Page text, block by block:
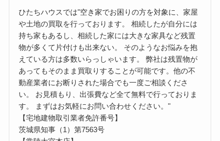
ひたちハウスでは"空き家でお困りの方を対象に、家屋
や土地の買取を行っております。 相続したが自分には
持ち家もあるし、相続した家には大きな家具など残置
物が多くて片付けも出来ない。 そのようなお悩みを抱
えている方は多数いらっしゃいます。 弊社は残置物が
あってもそのまま買取りすることが可能です。他の不
動産業者にお断りされた場合でも一度ご相談くださ
い。 お見積もり、出張費など全て無料で行っておりま
す。 まずはお気軽にお問い合わせください。"
【宅地建物取引業者免許番号】
茨城県知事（1）第7563号